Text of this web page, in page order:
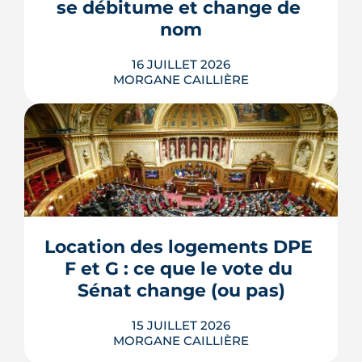
s'encadrent par un contrat spécifique
se débitume et change de
nom
16 JUILLET 2026
MORGANE CAILLIÈRE
L'esplanade goudronnée du Breil-
Malville, doublée d'un parking, est en
travaux depuis janvier. D'ici décembre,
plantée, débaptisée au profit d'Aimée
Lallement, féministe et résistante.
LIRE L'ARTICLE
Location des logements DPE
F et G : ce que le vote du
Sénat change (ou pas)
15 JUILLET 2026
MORGANE CAILLIÈRE